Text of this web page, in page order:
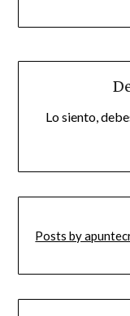
Lo siento,
Posts by